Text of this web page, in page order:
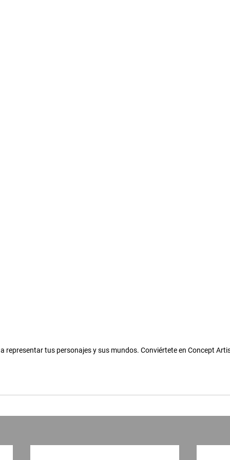
representar tus personajes y sus mundos. Conviértete en Concept